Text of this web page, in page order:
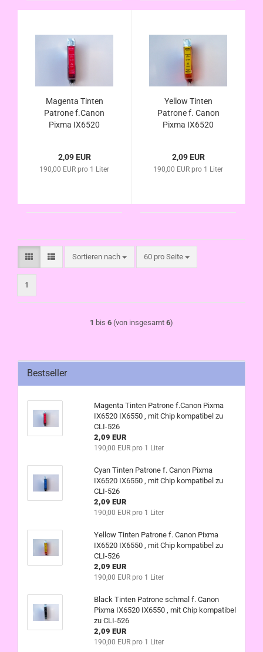
Magenta Tinten
Patrone f.Canon
Pixma IX6520
526
2,09 EUR
190,00 EUR pro 1 Liter
Yellow Tinten
Patrone f. Canon
Pixma IX6520
526
2,09 EUR
190,00 EUR pro 1 Liter
Sortieren nach
Sortieren nach 60 pro Seite
pro Seite
1
1 bis 6 (von insgesamt 6)
Bestseller
Magenta Tinten Patrone f.Canon Pixma
IX6520 IX6550 , mit Chip kompatibel zu
CLI-526
2,09 EUR
190,00 EUR pro 1 Liter
Cyan Tinten Patrone f. Canon Pixma
IX6520 IX6550 , mit Chip kompatibel zu
CLI-526
2,09 EUR
190,00 EUR pro 1 Liter
Yellow Tinten Patrone f. Canon Pixma
IX6520 IX6550 , mit Chip kompatibel zu
CLI-526
2,09 EUR
190,00 EUR pro 1 Liter
Black Tinten Patrone schmal f. Canon
Pixma IX6520 IX6550 , mit Chip kompatibel
zu CLI-526
2,09 EUR
190,00 EUR pro 1 Liter